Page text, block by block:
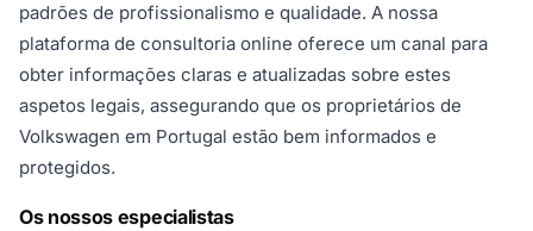
padrões de profissionalismo e qualidade. A nossa
plataforma de consultoria online oferece um canal para
obter informações claras e atualizadas sobre estes
aspetos legais, assegurando que os proprietários de
Volkswagen em Portugal estão bem informados e
protegidos.
Os nossos especialistas